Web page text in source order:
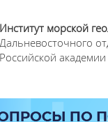
Институт морской
Дальневосточного
Российской академии